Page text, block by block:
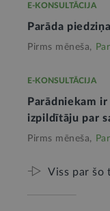
E-KONSULTĀCIJA
Parāda
Pirms mēneša,
E-KONSULTĀCIJA
Parādniekam
izpildītāju par
Pirms mēneša,
Viss par šo